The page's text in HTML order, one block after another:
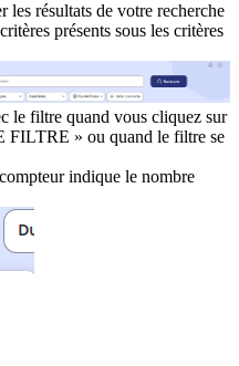
les résultats de votre recherche
présents sous les critères
le filtre quand vous cliquez sur
» ou quand le filtre se
indique le nombre